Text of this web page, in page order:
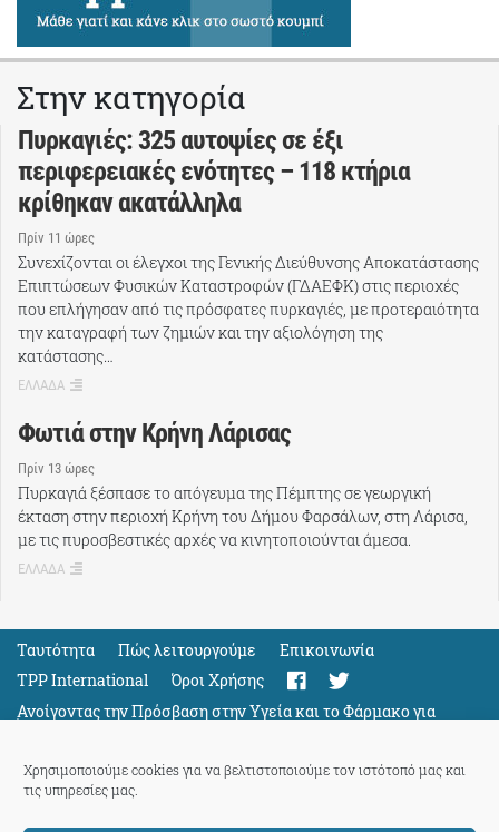
Χρησιμοποιούμε cookies για να βελτιστοποιούμε τον ιστότοπό μας και
τις υπηρεσίες μας.
Στην κατηγορία
Πυρκαγιές: 325 αυτοψίες σε έξι
περιφερειακές ενότητες – 118 κτήρια
κρίθηκαν ακατάλληλα
Πρίν 11 ώρες
Συνεχίζονται οι έλεγχοι της Γενικής Διεύθυνσης Αποκατάστασης
Επιπτώσεων Φυσικών Καταστροφών (ΓΔΑΕΦΚ) στις περιοχές
που επλήγησαν από τις πρόσφατες πυρκαγιές, με προτεραιότητα
την καταγραφή των ζημιών και την αξιολόγηση της
κατάστασης…
ΕΛΛΑΔΑ
Φωτιά στην Κρήνη Λάρισας
Πρίν 13 ώρες
Πυρκαγιά ξέσπασε το απόγευμα της Πέμπτης σε γεωργική
έκταση στην περιοχή Κρήνη του Δήμου Φαρσάλων, στη Λάρισα,
με τις πυροσβεστικές αρχές να κινητοποιούνται άμεσα.
ΕΛΛΑΔΑ
Ταυτότητα Πώς λειτουργούμε
Eπικοινωνία
TPP International
Όροι Χρήσης
Ανοίγοντας την Πρόσβαση στην Υγεία και το Φάρμακο για
Όλους
Support